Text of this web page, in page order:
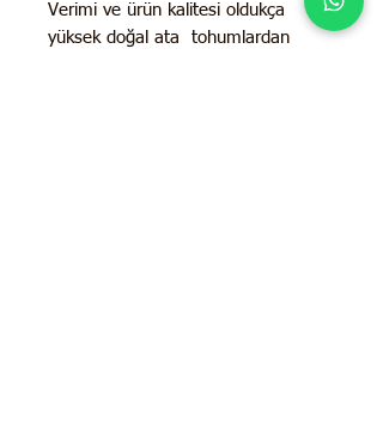
Verimi ve ürün kalitesi oldukça
yüksek doğal ata tohumlardan